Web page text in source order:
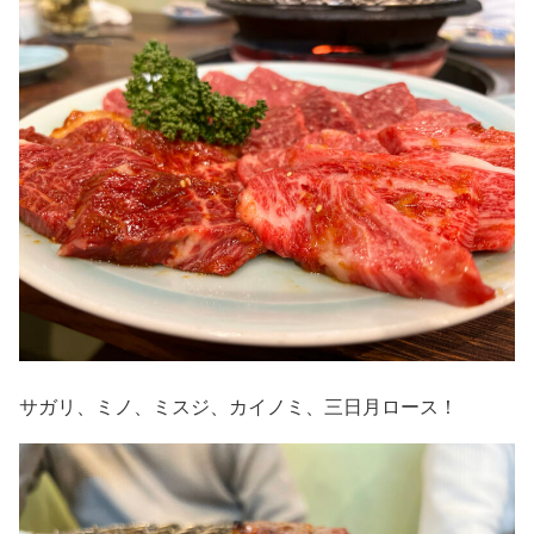
サガリ、ミノ、ミスジ、カイノミ、三日月ロース！